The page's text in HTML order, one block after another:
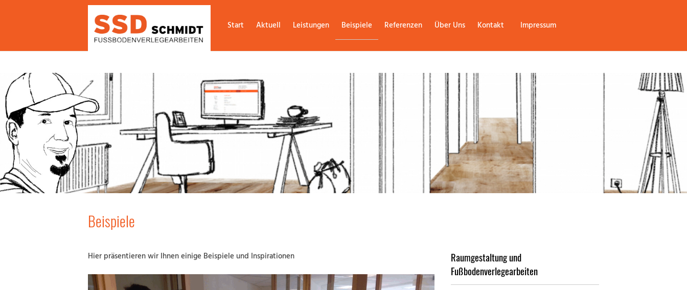
Start Aktuell Leistungen Beispiele Referenzen Über Uns Kontakt Impressum
Beispiele
Hier präsentieren wir Ihnen einige Beispiele und Inspirationen
Raumgestaltung und
Fußbodenverlegearbeiten